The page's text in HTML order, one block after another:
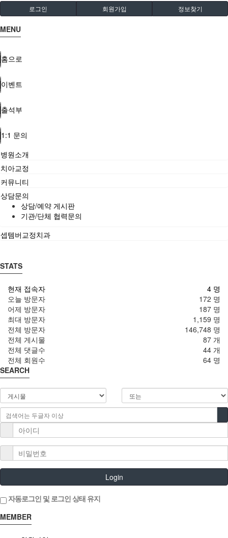
로그인 회원가입 정보찾기
MENU
홈으로
이벤트
출석부
1:1 문의
병원소개
치아교정
커뮤니티
상담문의
상담/예약 게시판
기관/단체 협력문의
셉템버교정치과
STATS
4 명
현재 접속자
172 명
오늘 방문자
187 명
어제 방문자
1,159 명
최대 방문자
146,748 명
전체 방문자
87 개
전체 게시물
44 개
전체 댓글수
64 명
전체 회원수
SEARCH
Login
자동로그인 및 로그인 상태 유지
MEMBER